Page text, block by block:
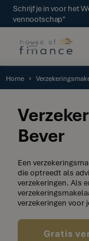
Schrijf je in voor het
vennootschap"
Home
Bever
Een
die optreedt als
verzekeringen. Als
verzekeringen voor
Gratis